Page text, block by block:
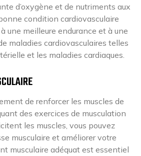
d’oxygène et de nutriments aux
condition cardiovasculaire
une meilleure endurance et à une
maladies cardiovasculaires telles
et les maladies cardiaques.
de renforcer les muscles de
des exercices de musculation
les muscles, vous pouvez
musculaire et améliorer votre
musculaire adéquat est essentiel